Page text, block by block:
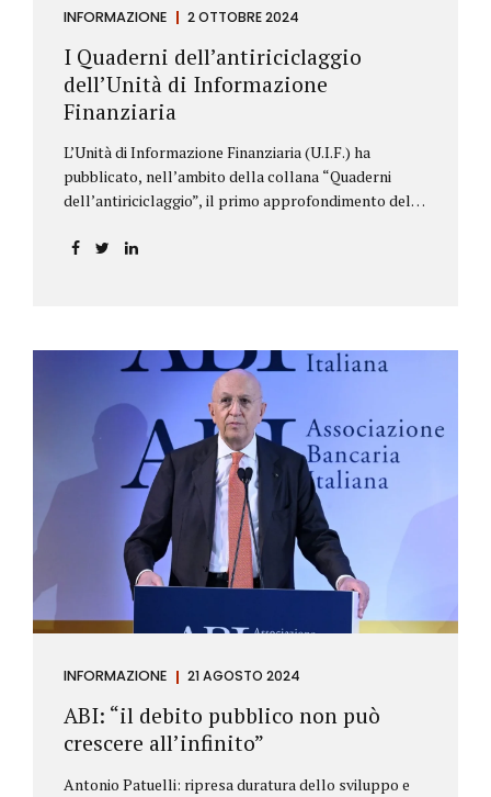
INFORMAZIONE 2 OTTOBRE 2024
I Quaderni dell’antiriciclaggio
dell’Unità di Informazione
Finanziaria
L’Unità di Informazione Finanziaria (U.I.F.) ha
pubblicato, nell’ambito della collana “Quaderni
dell’antiriciclaggio”, il primo approfondimento del
aggiornamenti della normativa e della
riguardano le novità nella disciplina internazionale e
nazionale, e forniscono informazioni su
eventuali consultazioni pubbliche e su pronunce di
particolare rilevanza emesse nell’esercizio
dell’attività giurisdizionale. In questo numero
l’approfondimento è dedicato, in particolare: alla
recente normativa della UE sugli obblighi
antiriciclaggio (c.d. AML Package), tra cui il
Regolamento Antiriciclaggio e la Direttiva AML;
all’AMLA, ovvero alla nuova Autorità europea che
INFORMAZIONE 21 AGOSTO 2024
ABI: “il debito pubblico non può
crescere all’infinito”
Antonio Patuelli: ripresa duratura dello sviluppo e